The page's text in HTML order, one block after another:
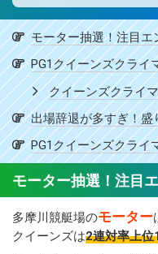
モーター抽選！注目エ
PG1クイーンズクライ
クイーンズクライ
出場辞退が多すぎ！盛
PG1クイーンズクライ
モーター抽選！注目
多摩川競艇場のモーター
クイーンズは2連対率上位